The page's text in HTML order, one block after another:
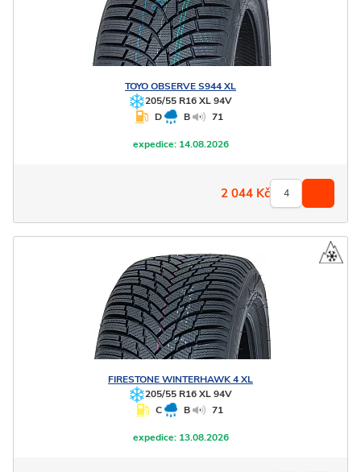
TOYOOBSERVE S944 XL
205/55 R16 XL 94V
D
B 71
expedice:14.08.2026
2 044 Kč
FIRESTONEWINTERHAWK 4 XL
205/55 R16 XL 94V
C
B 71
expedice:13.08.2026